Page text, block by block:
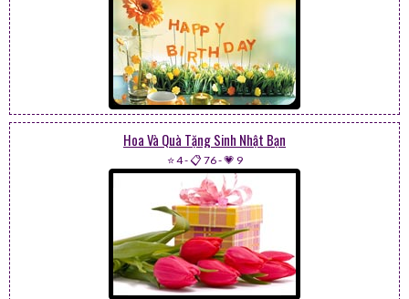
Hoa Và Quà Tặng Sinh Nhật Bạn
⭐ 4-📋 76-💗 9